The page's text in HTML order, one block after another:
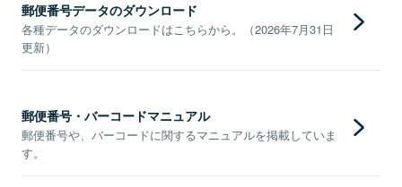
郵便番号データのダウンロード
各種データのダウンロードはこちらから。（2026年7月31日
更新）
郵便番号・バーコードマニュアル
郵便番号や、バーコードに関するマニュアルを掲載していま
す。